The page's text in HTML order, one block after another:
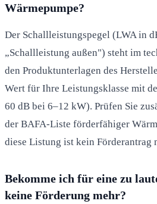
Wärmepumpe?
Der Schallleistungspegel (LWA in
„Schallleistung außen") steht im
den Produktunterlagen des
Wert für Ihre Leistungsklasse mit
60 dB bei 6–12 kW). Prüfen Sie
der BAFA-Liste förderfähiger
diese Listung ist kein Förderantrag
Bekomme ich für eine zu
keine Förderung mehr?